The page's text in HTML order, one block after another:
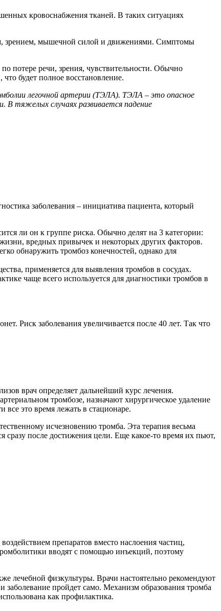
кровоснабжения тканей. В таких ситуациях
зрением, мышечной силой и движениями. Симптомы
потере речи, зрения, чувствительности. Обычно
будет полное восстановление.
легочной артерии (ТЭЛА). ТЭЛА – это опасное
В тяжелых случаях развивается падение
заболевания – инициатива пациента, который
ли он к группе риска. Обычно делят на 3 категории:
жизни, вредных привычек и некоторых других факторов.
обнаружить тромбоз конечностей, однако для
применяется для выявления тромбов в сосудах.
чаще всего используется для диагностики тромбов в
Риск заболевания увеличивается после 40 лет. Так что
врач определяет дальнейший курс лечения.
тромбозе, назначают хирургическое удаление
все это время лежать в стационаре.
исчезновению тромба. Эта терапия весьма
сразу после достижения цели. Еще какое-то время их пьют,
препаратов вместо наслоения частиц,
вводят с помощью инъекций, поэтому
лечебной физкультуры. Врачи настоятельно рекомендуют
пройдет само. Механизм образования тромба
как профилактика.